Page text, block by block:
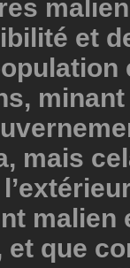
et
mais
malien
et que